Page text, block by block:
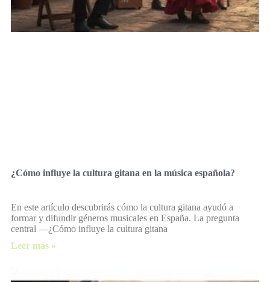
¿Cómo influye la cultura gitana en la música española?
En este artículo descubrirás cómo la cultura gitana ayudó a
formar y difundir géneros musicales en España. La pregunta
central —¿Cómo influye la cultura gitana
Leer más »